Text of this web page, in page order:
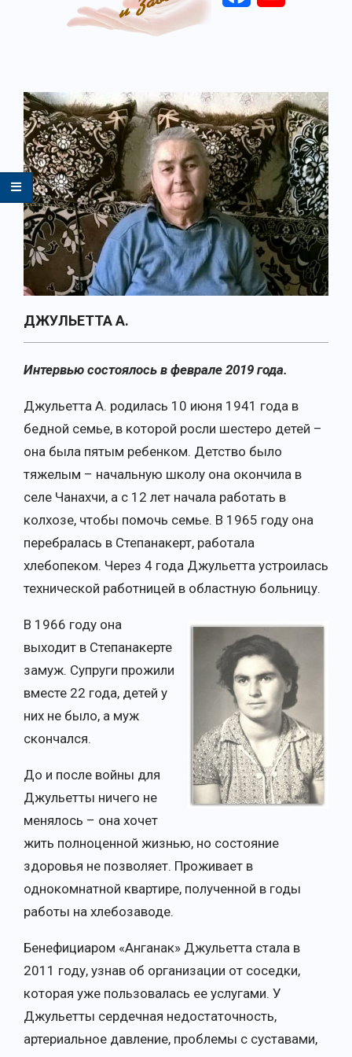
Navigation
Menu
ДЖУЛЬЕТТА А.
Интервью состоялось в феврале 2019 года.
Джульетта А. родилась 10 июня 1941 года в
бедной семье, в которой росли шестеро детей –
она была пятым ребенком. Детство было
тяжелым – начальную школу она окончила в
селе Чанахчи, а с 12 лет начала работать в
колхозе, чтобы помочь семье. В 1965 году она
перебралась в Степанакерт, работала
хлебопеком. Через 4 года Джульетта устроилась
технической работницей в областную больницу.
В 1966 году она
выходит в Степанакерте
замуж. Супруги прожили
вместе 22 года, детей у
них не было, а муж
скончался.
До и после войны для
Джульетты ничего не
менялось – она хочет
жить полноценной жизнью, но состояние
здоровья не позволяет. Проживает в
однокомнатной квартире, полученной в годы
работы на хлебозаводе.
Бенефициаром «Анганак» Джульетта стала в
2011 году, узнав об организации от соседки,
которая уже пользовалась ее услугами. У
Джульетты сердечная недостаточность,
артериальное давление, проблемы с суставами,